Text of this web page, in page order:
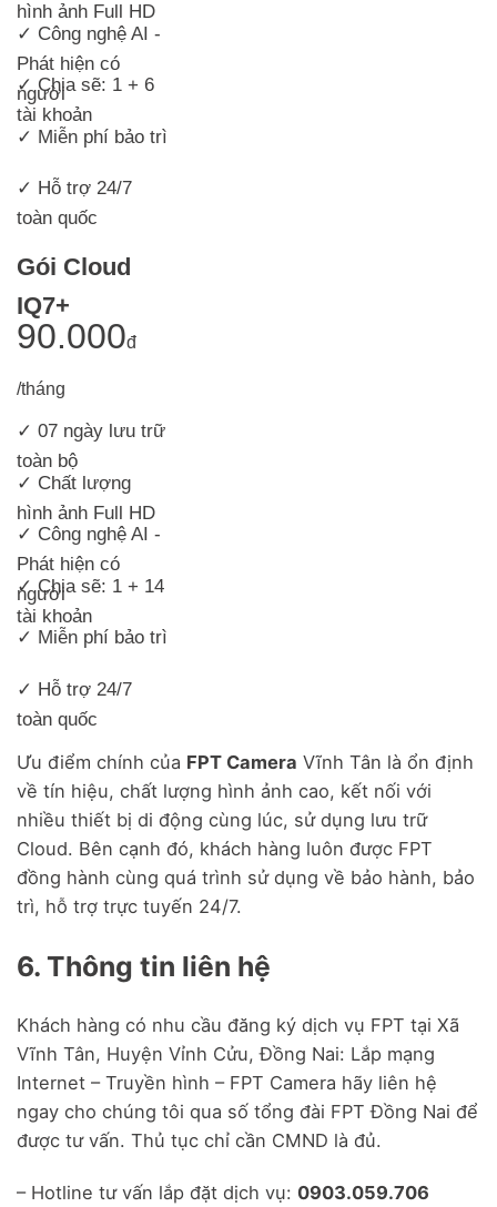
hình ảnh Full HD
✓ Công nghệ AI -
Phát hiện có
người
✓ Chia sẽ: 1 + 6
tài khoản
✓ Miễn phí bảo trì
✓ Hỗ trợ 24/7
toàn quốc
Gói Cloud
IQ7+
90.000đ
/tháng
✓ 07 ngày lưu trữ
toàn bộ
✓ Chất lượng
hình ảnh Full HD
✓ Công nghệ AI -
Phát hiện có
người
✓ Chia sẽ: 1 + 14
tài khoản
✓ Miễn phí bảo trì
✓ Hỗ trợ 24/7
toàn quốc
Ưu điểm chính của FPT Camera Vĩnh Tân là ổn định
về tín hiệu, chất lượng hình ảnh cao, kết nối với
nhiều thiết bị di động cùng lúc, sử dụng lưu trữ
Cloud. Bên cạnh đó, khách hàng luôn được FPT
đồng hành cùng quá trình sử dụng về bảo hành, bảo
trì, hỗ trợ trực tuyến 24/7.
6. Thông tin liên hệ
Khách hàng có nhu cầu đăng ký dịch vụ FPT tại Xã
Vĩnh Tân, Huyện Vỉnh Cửu, Đồng Nai: Lắp mạng
Internet – Truyền hình – FPT Camera hãy liên hệ
ngay cho chúng tôi qua số tổng đài FPT Đồng Nai để
được tư vấn. Thủ tục chỉ cần CMND là đủ.
– Hotline tư vấn lắp đặt dịch vụ: 0903.059.706